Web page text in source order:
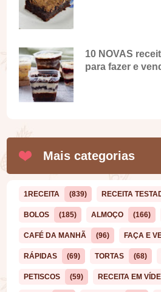
10 NOVAS
para fazer e
Mais categorias
1RECEITA (839) RECEITA
BOLOS (185) ALMOÇO (166)
CAFÉ DA MANHÃ (96) FAÇA E
RÁPIDAS (69) TORTAS (68)
PETISCOS (59) RECEITA EM